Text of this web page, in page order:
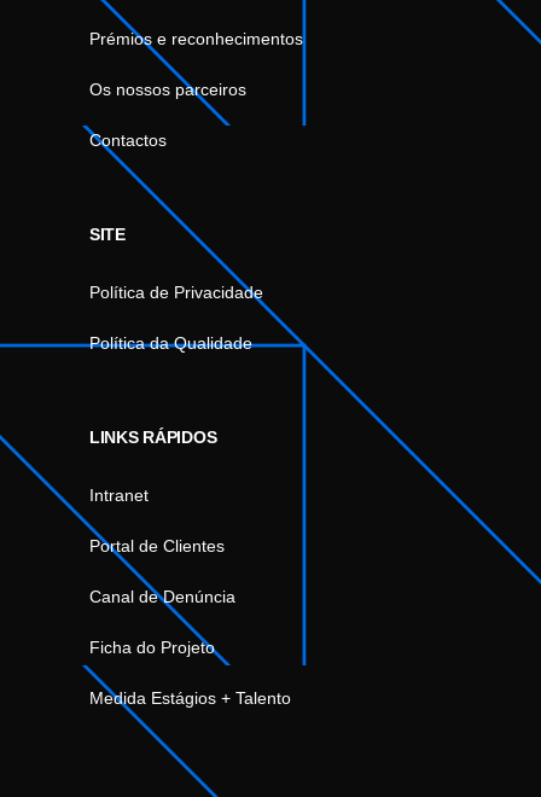
Prémios e reconhecimentos
Os nossos parceiros
Contactos
SITE
Política de Privacidade
Política da Qualidade
LINKS RÁPIDOS
Intranet
Portal de Clientes
Canal de Denúncia
Ficha do Projeto
Medida Estágios + Talento